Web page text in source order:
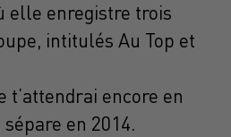
elle enregistre trois
intitulés Au Top et
t’attendrai encore en
en 2014.